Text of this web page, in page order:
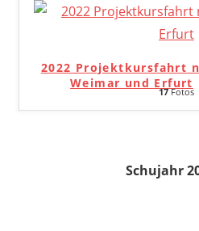
2022 Projektkursfahrt
Weimar und Erfurt
17Fotos
Schujahr